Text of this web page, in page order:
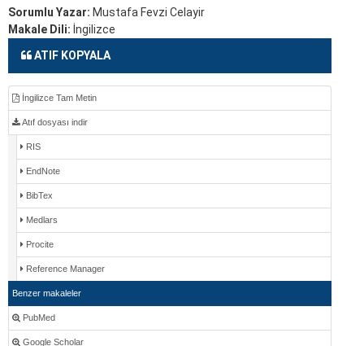
Sorumlu Yazar: Mustafa Fevzi Celayir
Makale Dili: İngilizce
ATIF KOPYALA
İngilizce Tam Metin
Atıf dosyası indir
RIS
EndNote
BibTex
Medlars
Procite
Reference Manager
Benzer makaleler
PubMed
Google Scholar